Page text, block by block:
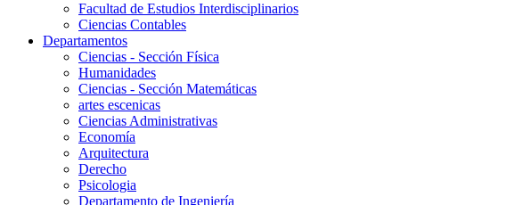
Facultad de Estudios Interdisciplinarios
Ciencias Contables
Departamentos
Ciencias - Sección Física
Humanidades
Ciencias - Sección Matemáticas
artes escenicas
Ciencias Administrativas
Economía
Arquitectura
Derecho
Psicologia
Departamento de Ingeniería